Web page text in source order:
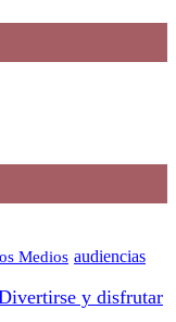
Medios audiencias
y disfrutar